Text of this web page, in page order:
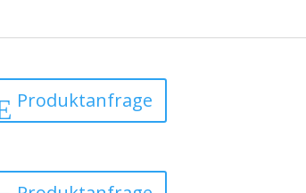
Produktanfrage